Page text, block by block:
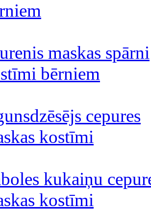
maskas spārni
bērniem
cepures
kostīmi
kukaiņu
kostīmi